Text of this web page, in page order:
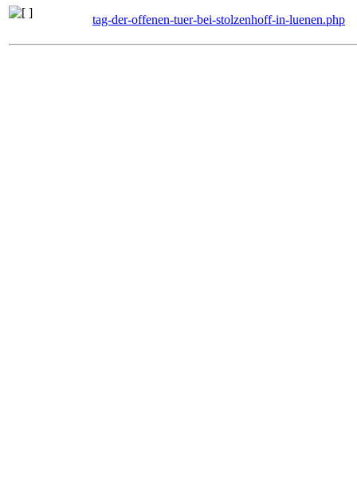
tag-der-offenen-tuer-bei-stolzenhoff-in-luenen.php